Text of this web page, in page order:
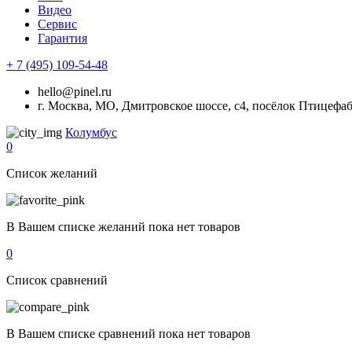
Видео
Сервис
Гарантия
+ 7 (495) 109-54-48
hello@pinel.ru
г. Москва, МО, Дмитровское шоссе, с4, посёлок
Колумбус
0
Список желаний
В Вашем списке желаний пока нет товаров
0
Список сравнений
В Вашем списке сравнений пока нет товаров